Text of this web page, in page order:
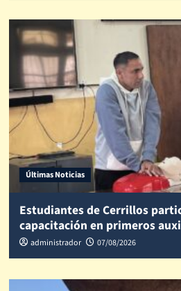
Últimas Noticias
Estudiantes de Cerrillos
capacitación en primeros
administrador 07/08/2026